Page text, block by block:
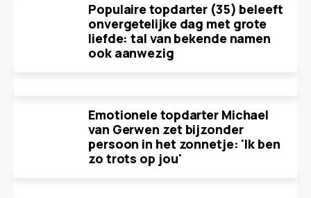
Populaire topdarter (35) beleeft
onvergetelijke dag met grote
liefde: tal van bekende namen
ook aanwezig
Emotionele topdarter Michael
van Gerwen zet bijzonder
persoon in het zonnetje: 'Ik ben
zo trots op jou'